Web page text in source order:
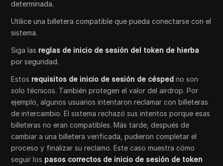
determinada.
Utilice una billetera compatible que pueda conectarse con el
sistema.
Siga las reglas de inicio de sesión del token de hierba
por seguridad.
Estos requisitos de inicio de sesión de césped no son
solo técnicos. También protegen el valor del airdrop. Por
ejemplo, algunos usuarios intentaron reclamar con billeteras
de intercambio. El sistema rechazó sus intentos porque esas
billeteras no eran compatibles. Más tarde, después de
cambiar a una billetera verificada, pudieron completar el
proceso y finalizar su reclamo. Este caso muestra cómo
seguir los pasos correctos de inicio de sesión de token